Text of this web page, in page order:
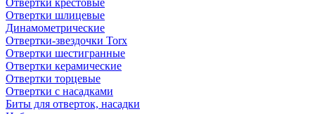
Отвертки крестовые
Отвертки шлицевые
Динамометрические
Отвертки-звездочки Torx
Отвертки шестигранные
Отвертки керамические
Отвертки торцевые
Отвертки с насадками
Биты для отверток, насадки